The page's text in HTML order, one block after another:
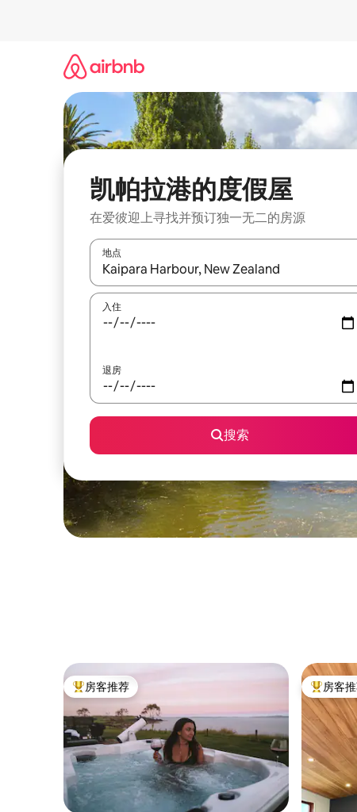
凯帕拉港的度假屋
在爱彼迎上寻找并预订独一无二的房源
地点
如有搜索结果，请使用上下方向键查看，或通过点
入住
退房
搜索
热门「房客推荐」
房客推荐 热门「房
房客